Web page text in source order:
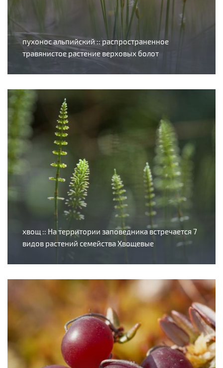
пухонос альпийский :: распространенное
травянистое растение верховых болот
хвощ :: На территории заповедника встречается 7
видов растений семейства Хвощевые